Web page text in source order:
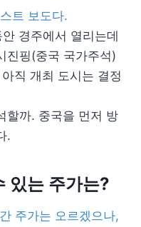
트 보도다.
경주에서 열리는데
진핑(중국 국가주석)
직 개최 도시는 결정
할까. 중국을 먼저 방
.
있는 주가는?
주가는 오르겠으나,